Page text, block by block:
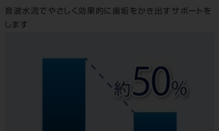
音波水流でやさしく効果的に歯垢をかき出すサポートを
します